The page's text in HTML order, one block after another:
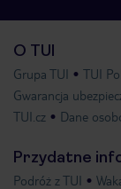
O TUI
Grupa TUI TUI
Gwarancja
TUI.cz
Dane
Przydatne
Podróż z TUI